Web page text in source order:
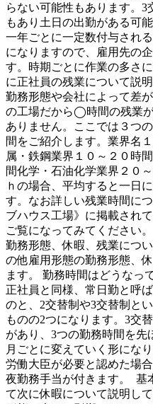
らない可能性もあります。
もあり土日の出勤がある可
一年ごとに一定数付与され
になりますので、雇用先の
す。時期ごとに作業の多さ
に正社員の残業について説
勤務形態や会社によって差
の工場だから◯時間の残業
ありません。ここでは３つ
間をご紹介します。業界名
属・鉄鋼業界１０～２０時
間化学・石油化学業界２０
ｈの場合、平均すると一日
す。なお詳しい残業時間に
ブハウス工場》に掲載され
ご覧になってみてください
勤務形態、休暇、残業につ
の他雇用形態の勤務形態、
ます。 勤務時間はどうなっ
正社員と同様、常日勤と呼
のと、2交替制や3交替制と
ものの2つになります。3交
があり、3つの勤務時間を先
月ごとに変えていく形にな
労働大臣が必要と認めた場
夜勤務手当が付きます。 基
て次に休暇について説明し